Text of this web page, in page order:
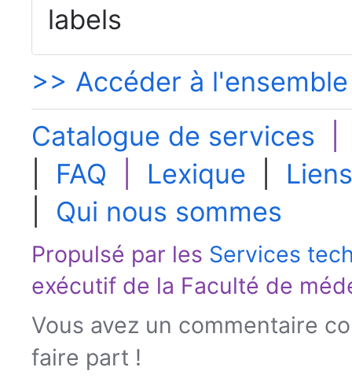
labels
>> Accéder à l'ensemble
Catalogue de services
FAQ Lexique
Qui nous sommes
Propulsé par les Services
exécutif de la Faculté de
Vous avez un commentaire
faire part !